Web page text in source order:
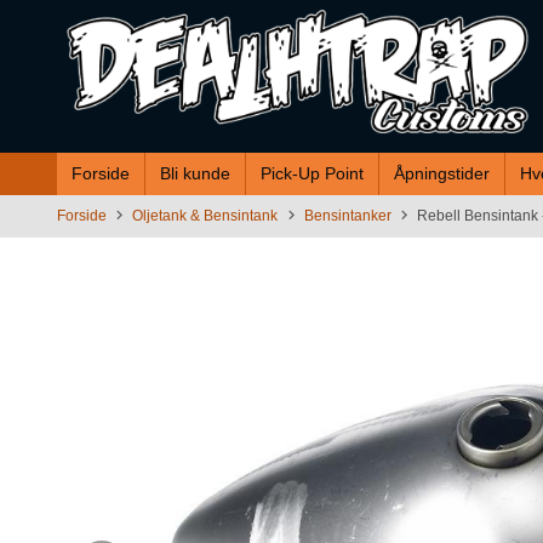
innholdet
Forside Bli kunde Pick-Up Point Åpningstider
Forside Oljetank & Bensintank Bensintanker Rebell Bensintank